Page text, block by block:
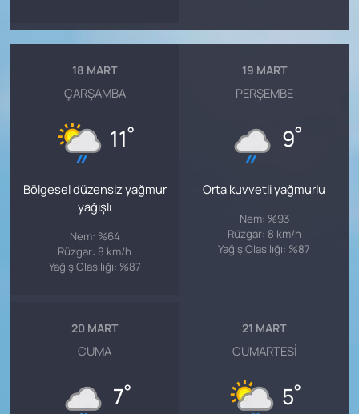
18 MART
ÇARŞAMBA
11°
Bölgesel düzensiz yağmur
yağışlı
Nem: %64
Rüzgar: 8 km/h
Yağış Olasılığı: %87
19 MART
PERŞEMBE
9°
Orta kuvvetli yağmurlu
Nem: %93
Rüzgar: 8 km/h
Yağış Olasılığı: %87
20 MART
CUMA
7°
21 MART
CUMARTESI
5°